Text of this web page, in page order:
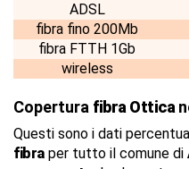
ADSL
fibra fino 200Mb
fibra FTTH 1Gb
wireless
Copertura fibra Ottica
Questi sono i dati
fibraper tutto il comune di